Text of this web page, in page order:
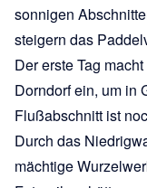
sonnigen
steigern das
Der erste Tag
Dorndorf ein, um in
Flußabschnitt ist
Durch das
mächtige